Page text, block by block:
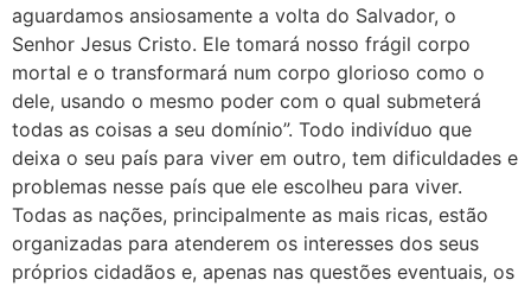
aguardamos ansiosamente a volta do Salvador, o
Senhor Jesus Cristo. Ele tomará nosso frágil corpo
mortal e o transformará num corpo glorioso como o
dele, usando o mesmo poder com o qual submeterá
todas as coisas a seu domínio”. Todo indivíduo que
deixa o seu país para viver em outro, tem dificuldades e
problemas nesse país que ele escolheu para viver.
Todas as nações, principalmente as mais ricas, estão
organizadas para atenderem os interesses dos seus
próprios cidadãos e, apenas nas questões eventuais, os